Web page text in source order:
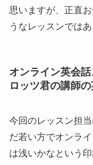
思いますが、正直
うなレッスンでは
オンライン英会
ロッツ君の講師
今回のレッスン担
だ若い方でオンラ
は浅いかなという印